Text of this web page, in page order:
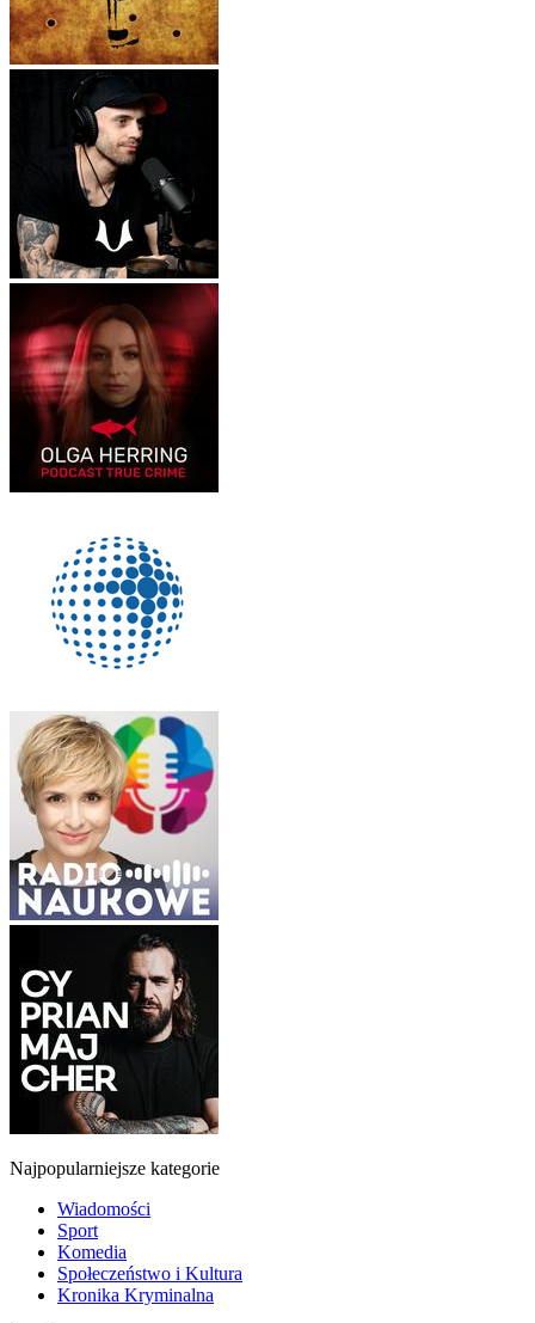
Najpopularniejsze kategorie
Wiadomości
Sport
Komedia
Społeczeństwo i Kultura
Kronika Kryminalna